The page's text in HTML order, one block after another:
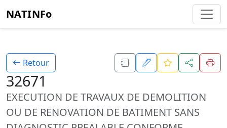
NATINFo
Retour
32671
EXECUTION DE TRAVAUX DE DEMOLITION
OU DE RENOVATION DE BATIMENT SANS